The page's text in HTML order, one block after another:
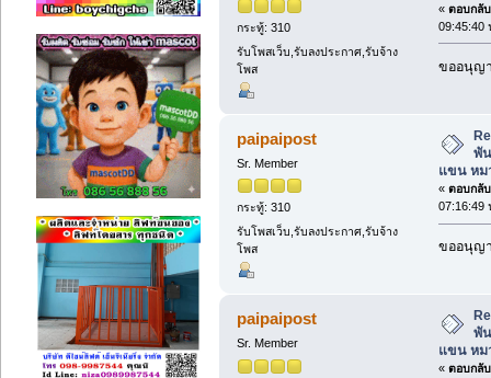
กระทู้: 310
รับโพสเว็บ,รับลงประกาศ,รับจ้าง
โพส
« ตอบกลั
09:45:40
ขออนุญา
paipaipost
Sr. Member
กระทู้: 310
รับโพสเว็บ,รับลงประกาศ,รับจ้าง
โพส
พั
แขน หม
« ตอบกลั
07:16:49
ขออนุญา
paipaipost
Sr. Member
พั
แขน หม
« ตอบกลั